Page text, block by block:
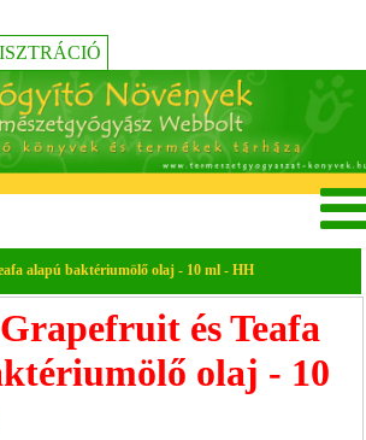
alapú baktériumölő olaj - 10 ml - HH
és Teafa
olaj - 10